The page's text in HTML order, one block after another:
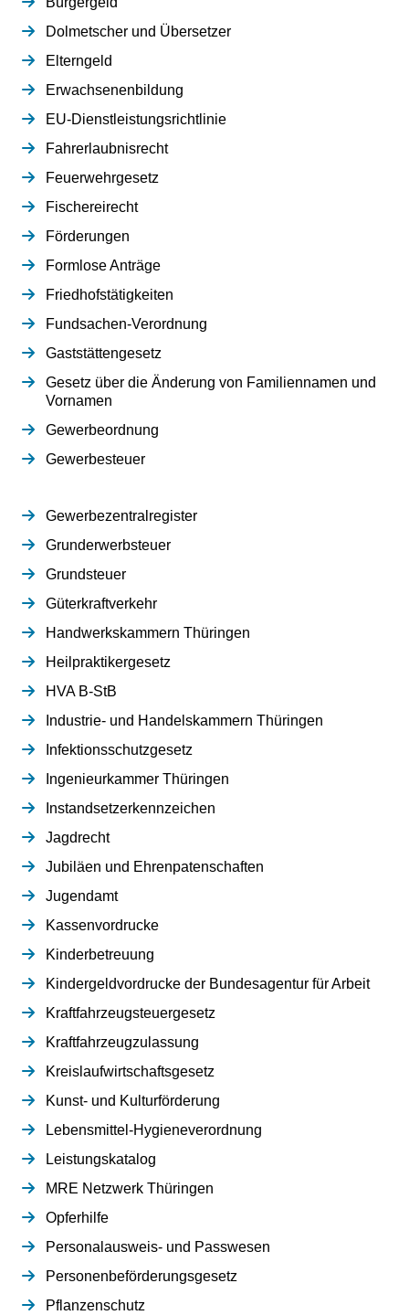
Dolmetscher und Übersetzer
Elterngeld
Erwachsenenbildung
EU-Dienstleistungsrichtlinie
Fahrerlaubnisrecht
Feuerwehrgesetz
Fischereirecht
Förderungen
Formlose Anträge
Friedhofstätigkeiten
Fundsachen-Verordnung
Gaststättengesetz
Gesetz über die Änderung von Familiennamen und
Vornamen
Gewerbeordnung
Gewerbesteuer
Gewerbezentralregister
Grunderwerbsteuer
Grundsteuer
Güterkraftverkehr
Handwerkskammern Thüringen
Heilpraktikergesetz
HVA B-StB
Industrie- und Handelskammern Thüringen
Infektionsschutzgesetz
Ingenieurkammer Thüringen
Instandsetzerkennzeichen
Jagdrecht
Jubiläen und Ehrenpatenschaften
Jugendamt
Kassenvordrucke
Kinderbetreuung
Kindergeldvordrucke der Bundesagentur für Arbeit
Kraftfahrzeugsteuergesetz
Kraftfahrzeugzulassung
Kreislaufwirtschaftsgesetz
Kunst- und Kulturförderung
Lebensmittel-Hygieneverordnung
Leistungskatalog
MRE Netzwerk Thüringen
Opferhilfe
Personalausweis- und Passwesen
Personenbeförderungsgesetz
Pflanzenschutz